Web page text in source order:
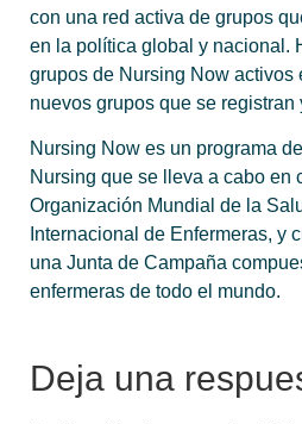
con una red activa de grupos
en la política global y nacional.
grupos de Nursing Now activos
nuevos grupos que se registran
Nursing Now es un programa
Nursing que se lleva a cabo en
Organización Mundial de la
Internacional de Enfermeras, y
una Junta de Campaña
enfermeras de todo el mundo.
Deja una